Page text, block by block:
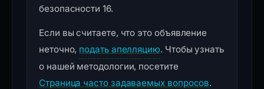
безопасности 16.
Если вы считаете, что это объявление
неточно, подать апелляцию. Чтобы узнать
о нашей методологии, посетите
Страница часто задаваемых вопросов.